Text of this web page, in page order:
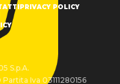
PRIVACY POLICY
S.p.A.
Iva 03111280156